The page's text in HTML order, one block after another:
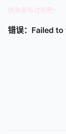
快来参与讨论吧~